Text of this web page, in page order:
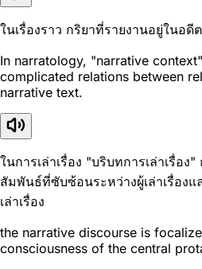
ในเรื่องราว กริยาที่รายงานอยู่ในอดีต
In narratology, "narrative
complicated relations between
narrative text.
ในการเล่าเรื่อง "บริบทการเล่าเรื่อ
สัมพันธ์ที่ซับซ้อนระหว่างผู้เล่าเรื่องแ
เล่าเรื่อง
the narrative discourse is
consciousness of the central